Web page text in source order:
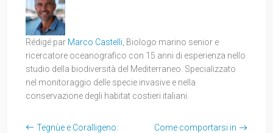
Rédigé par Marco Castelli , Biologo marino senior e
ricercatore oceanografico con 15 anni di esperienza nello
studio della biodiversità del Mediterraneo. Specializzato
nel monitoraggio delle specie invasive e nella
conservazione degli habitat costieri italiani.
Tegnùe e Coralligeno:
Come comportarsi in